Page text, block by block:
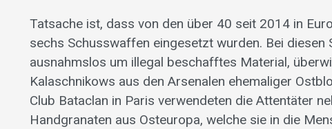
Tatsache ist, dass von den über 40 seit 2014 in
sechs Schusswaffen eingesetzt wurden. Bei
ausnahmslos um illegal beschafftes Material,
Kalaschnikows aus den Arsenalen ehemaliger
Club Bataclan in Paris verwendeten die Attentäter
Handgranaten aus Osteuropa, welche sie in die